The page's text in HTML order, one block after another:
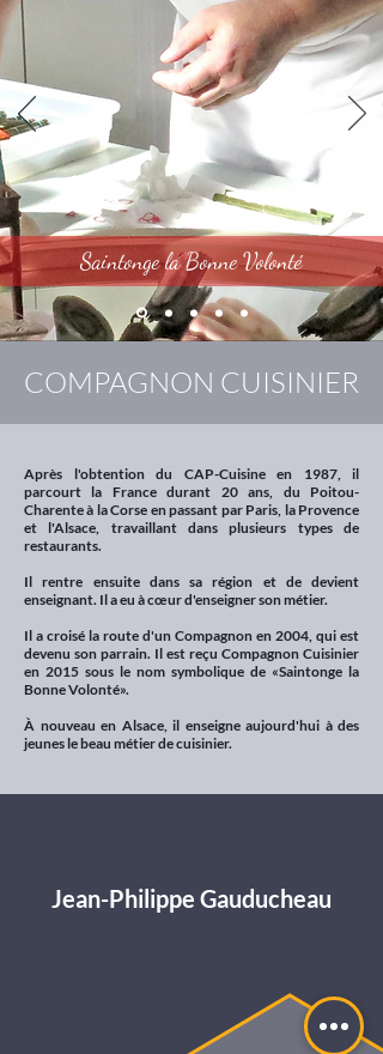
Saintonge la Bonne Volonté
COMPAGNON CUISINIER
Après l'obtention du CAP-Cuisine en 1987, il
parcourt la France durant 20 ans, du Poitou-
Charente à la Corse en passant par Paris, la Provence
et l'Alsace, travaillant dans plusieurs types de
restaurants.
Il rentre ensuite dans sa région et de devient
enseignant. Il a eu à cœur d'enseigner son métier.
Il a croisé la route d'un Compagnon en 2004, qui est
devenu son parrain. Il est reçu Compagnon Cuisinier
en 2015 sous le nom symbolique de «Saintonge la
Bonne Volonté».
À nouveau en Alsace, il enseigne aujourd'hui à des
jeunes le beau métier de cuisinier.
Jean-Philippe Gauducheau